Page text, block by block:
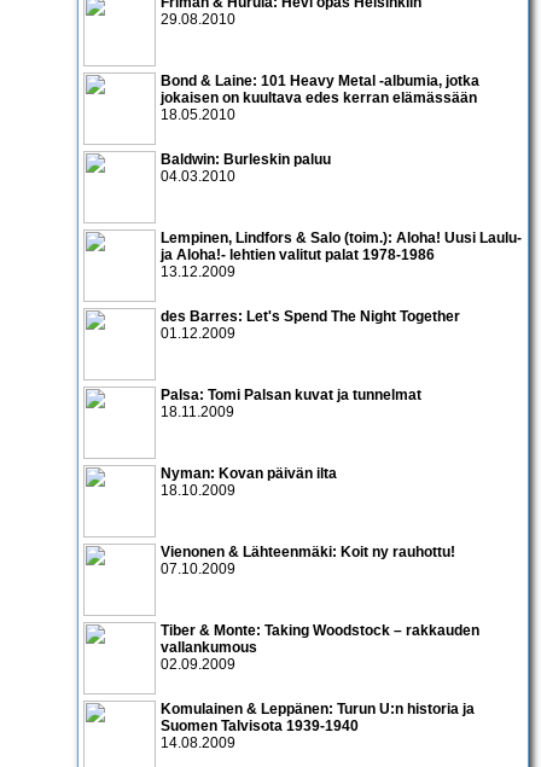
29.08.2010
Bond & Laine: 101 Heavy Metal -albumia, jotka
jokaisen on kuultava edes kerran elämässään
18.05.2010
Baldwin: Burleskin paluu
04.03.2010
Lempinen, Lindfors & Salo (toim.): Aloha! Uusi Laulu-
ja Aloha!- lehtien valitut palat 1978-1986
13.12.2009
des Barres: Let's Spend The Night Together
01.12.2009
Palsa: Tomi Palsan kuvat ja tunnelmat
18.11.2009
Nyman: Kovan päivän ilta
18.10.2009
Vienonen & Lähteenmäki: Koit ny rauhottu!
07.10.2009
Tiber & Monte: Taking Woodstock – rakkauden
vallankumous
02.09.2009
Komulainen & Leppänen: Turun U:n historia ja
Suomen Talvisota 1939-1940
14.08.2009